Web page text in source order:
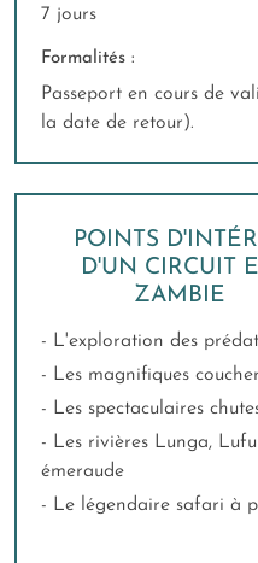
7 jours
Formalités :
Passeport en cours de
la date de retour).
POINTS
D'UN CIRCUIT
ZAMBIE
- L'exploration des
- Les magnifiques
- Les spectaculaires
- Les rivières Lunga, Lufupa et Kafue aux couleurs
émeraude
- Le légendaire safari à